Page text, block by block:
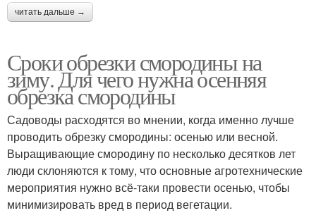
читать дальше →
Сроки обрезки смородины на
зиму. Для чего нужна осенняя
обрезка смородины
Садоводы расходятся во мнении, когда именно лучше
проводить обрезку смородины: осенью или весной.
Выращивающие смородину по несколько десятков лет
люди склоняются к тому, что основные агротехнические
мероприятия нужно всё-таки провести осенью, чтобы
минимизировать вред в период вегетации.